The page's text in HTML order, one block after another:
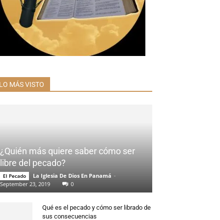
MÁS VISTO
¿Quién más quiere saber cómo ser
libre del pecado?
El Pecado La Iglesia De Dios En Panamá -
September 23, 2019
0
Qué es el pecado y cómo ser librado de
sus consecuencias